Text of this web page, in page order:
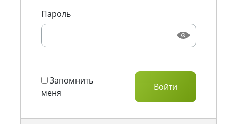
Пароль
Запомнить
меня